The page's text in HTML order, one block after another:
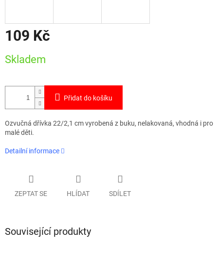
109 Kč
cena:
Skladem
Přidat do košíku
Ozvučná dřívka 22/2,1 cm vyrobená z buku, nelakovaná, vhodná i pro
malé děti.
Detailní informace
ZEPTAT SE HLÍDAT SDÍLET
Související produkty